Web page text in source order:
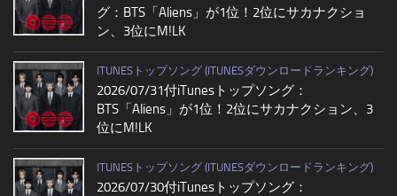
グ：BTS「Aliens」が1位！2位にサカナクショ
ン、3位にM!LK
ITUNESトップソング (ITUNESダウンロードランキング)
2026/07/31付iTunesトップソング：
BTS「Aliens」が1位！2位にサカナクション、3
位にM!LK
ITUNESトップソング (ITUNESダウンロードランキング)
2026/07/30付iTunesトップソング：